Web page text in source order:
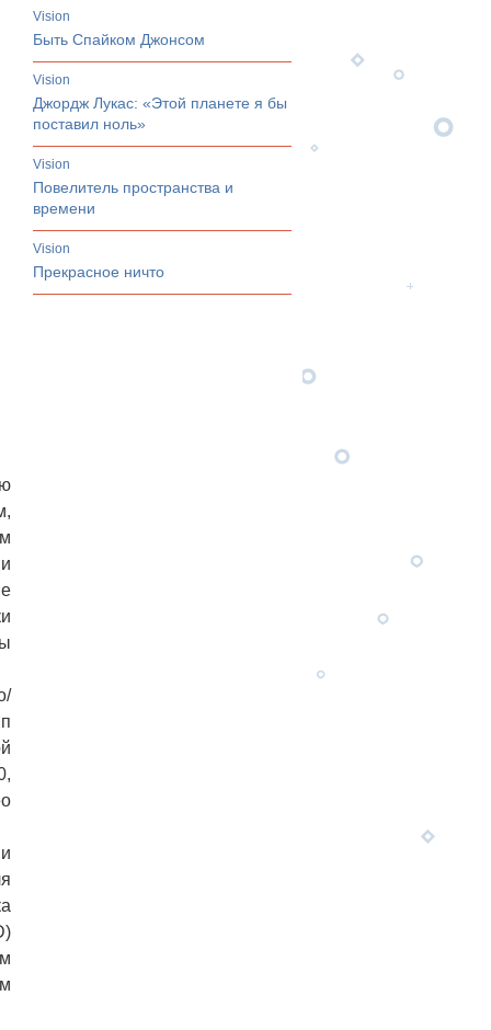
и
vision
Быть Спайком Джонсом
vision
Джордж Лукас: «Этой планете я бы
поставил ноль»
vision
Повелитель пространства и
времени
vision
Прекрасное ничто